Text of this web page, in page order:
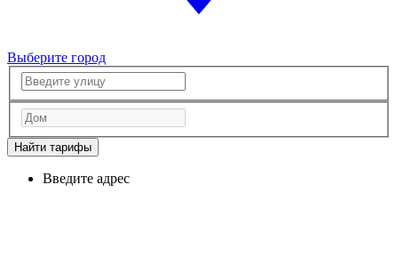
Выберите город
Найти тарифы
Введите адрес